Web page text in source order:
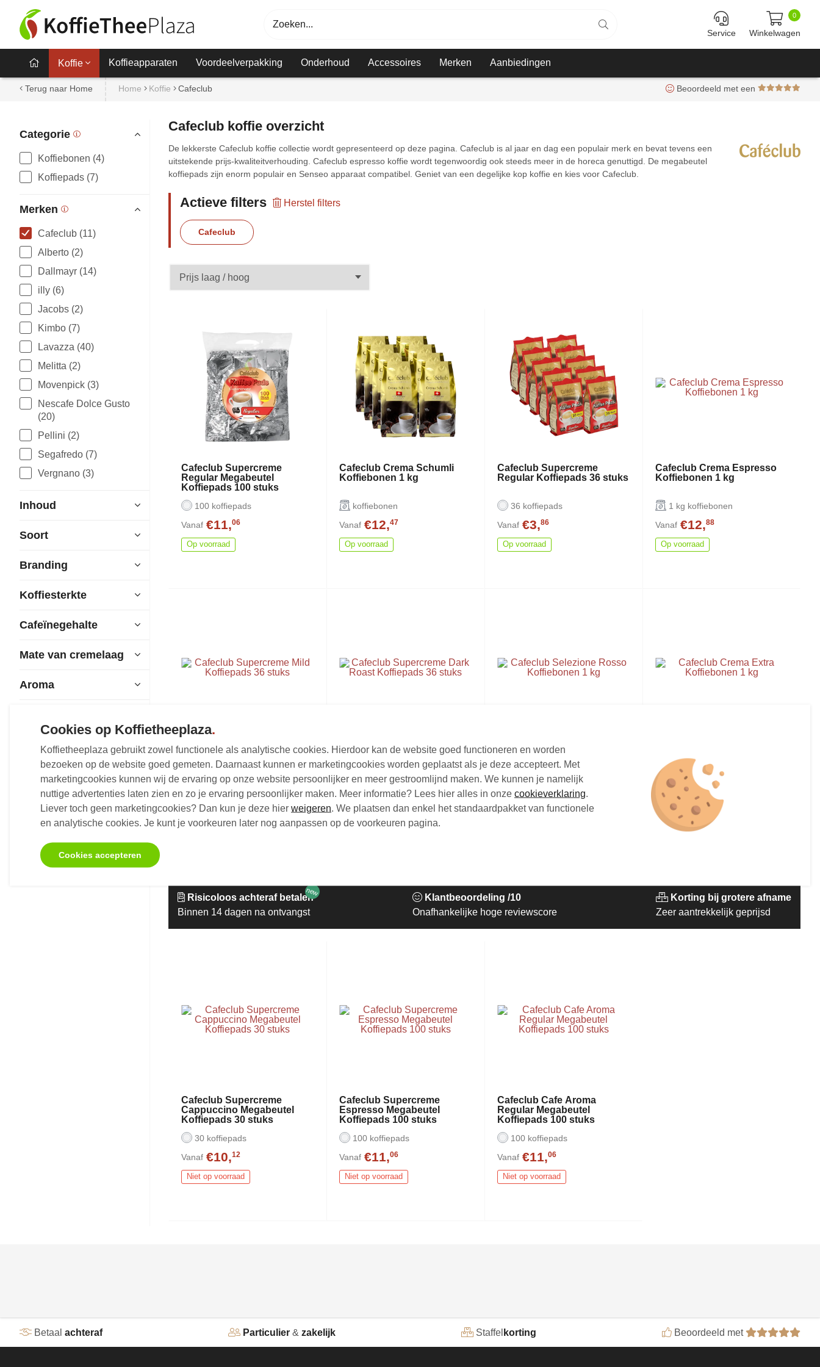
Zoeken...
Winkelwagen
0
Service
Koffie Koffieapparaten Voordeelverpakking Onderhoud Accessoires Merken Aanbiedingen
Terug naar Home Home Koffie Cafeclub Beoordeeld met een
Categorie
Koffiebonen (4)
Koffiepads (7)
Merken
Cafeclub (11)
Alberto (2)
Dallmayr (14)
illy (6)
Jacobs (2)
Kimbo (7)
Lavazza (40)
Melitta (2)
Movenpick (3)
Nescafe Dolce Gusto
(20)
Pellini (2)
Segafredo (7)
Vergnano (3)
Inhoud
Soort
Branding
Koffiesterkte
Cafeïnegehalte
Mate van cremelaag
Aroma
Cafeclub koffie overzicht
De lekkerste Cafeclub koffie collectie wordt gepresenteerd op deze pagina. Cafeclub is al jaar en dag een populair merk en bevat tevens een
uitstekende prijs-kwaliteitverhouding. Cafeclub espresso koffie wordt tegenwoordig ook steeds meer in de horeca genuttigd. De megabeutel
koffiepads zijn enorm populair en Senseo apparaat compatibel. Geniet van een degelijke kop koffie en kies voor Cafeclub.
Actieve filters Herstel filters
Cafeclub
Cafeclub Supercreme
Regular Megabeutel
Koffiepads 100 stuks
100 koffiepads
Vanaf €11,06
Op voorraad
Cafeclub Crema Schumli
Koffiebonen 1 kg
koffiebonen
Vanaf €12,47
Op voorraad
Cafeclub Supercreme
Regular Koffiepads 36 stuks
36 koffiepads
Vanaf €3,86
Op voorraad
Cafeclub Crema Espresso
Koffiebonen 1 kg
1 kg koffiebonen
Vanaf €12,88
Op voorraad
Cafeclub Supercreme Mild
Koffiepads 36 stuks
36 koffiepads
Vanaf €3,
Niet op voorraad
Cafeclub Supercreme Dark
Roast Koffiepads 36 stuks
36 koffiepads
Vanaf €3,
Niet op voorraad
Cafeclub Selezione Rosso
1 kg koffiebonen
Vanaf €7, 95
Koffiebonen 1 kg
1 kg koffiebonen
Vanaf
€8, 75
Niet op voorraad
Risicoloos achteraf betalen
Binnen 14 dagen na ontvangst
new
Klantbeoordeling /10
Onafhankelijke hoge reviewscore
Korting bij grotere afname
Zeer aantrekkelijk geprijsd
Cafeclub Supercreme
Cappuccino Megabeutel
Koffiepads 30 stuks
30 koffiepads
Vanaf €10,12
Niet op voorraad
Cafeclub Supercreme
Espresso Megabeutel
Koffiepads 100 stuks
100 koffiepads
Vanaf €11,06
Niet op voorraad
Cafeclub Cafe Aroma
Regular Megabeutel
Koffiepads 100 stuks
100 koffiepads
Vanaf €11,06
Niet op voorraad
Betaal achteraf Particulier & zakelijk Staffel korting Beoordeeld met
Cookies op Koffietheeplaza.
Koffietheeplaza gebruikt zowel functionele als analytische cookies. Hierdoor kan de website goed functioneren en worden
bezoeken op de website goed gemeten. Daarnaast kunnen er marketingcookies worden geplaatst als je deze accepteert. Met
marketingcookies kunnen wij de ervaring op onze website persoonlijker en meer gestroomlijnd maken. We kunnen je namelijk
nuttige advertenties laten zien en zo je ervaring persoonlijker maken. Meer informatie? Lees hier alles in onze cookieverklaring
Liever toch geen marketingcookies? Dan kun je deze hier weigeren . We plaatsen dan enkel het standaardpakket van functionele
en analytische cookies. Je kunt je voorkeuren later nog aanpassen op de voorkeuren pagina.
Cookies accepteren